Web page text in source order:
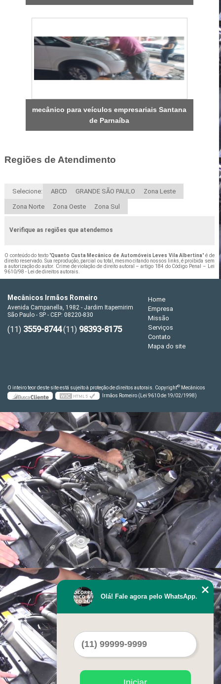
mecânico para veículos empresariais Santana
de Parnaíba
Regiões de Atendimento
Selecione: ABCD GRANDE SÃO PAULO Zona Leste
Zona Norte Zona Oeste Zona Sul
Verifique as regiões que atendemos
O conteúdo do texto "Quanto Custa Mecânico de Automóveis Leves Vila Albertina" é de
direito reservado. Sua reprodução, parcial ou total, mesmo citando nossos links, é proibida sem
a autorização do autor. Crime de violação de direito autoral – artigo 184 do Código Penal – Lei
9610/98 - Lei de direitos autorais.
Mecânicos Irmãos Romeiro
Avenida Campanella, 1982 - Jardim Itapemirim
São Paulo - SP - CEP: 08220-830
(11) 3559-8744(11) 98393-8175
Home
Empresa
Missão
Serviços
Contato
Mapa do site
O inteiro teor deste site está sujeito à proteção de direitos autorais. Copyright© Mecânicos
Irmãos Romeiro (Lei 9610 de 19/02/1998)
Olá! Fale agora pelo WhatsApp.